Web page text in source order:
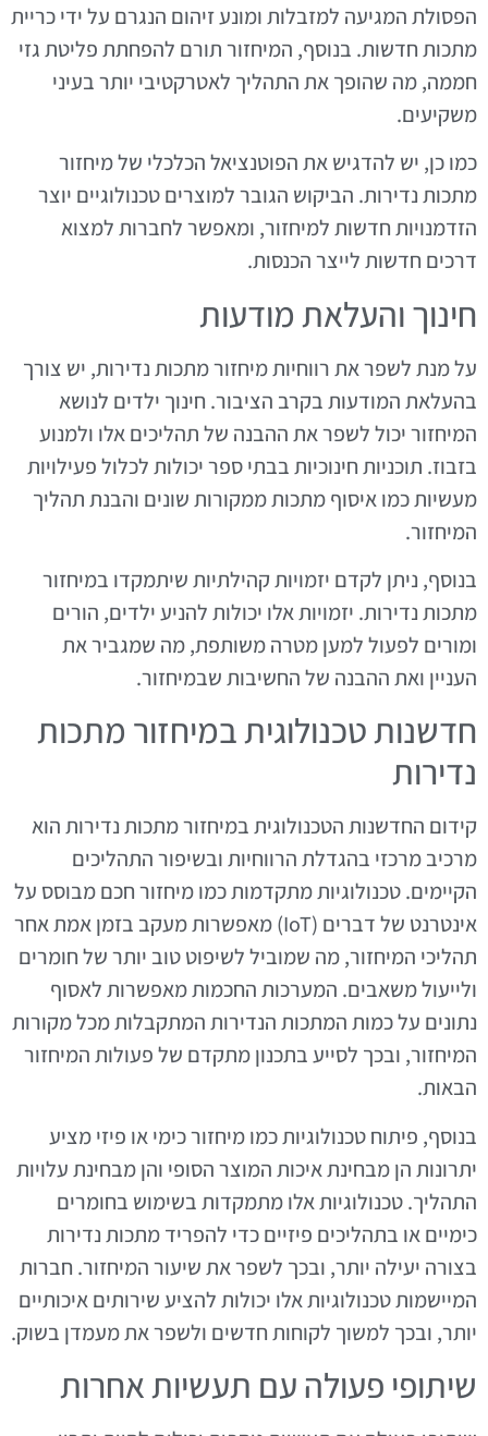
הפסולת המגיעה למזבלות ומונע זיהום הנגרם על ידי כריית
מתכות חדשות. בנוסף, המיחזור תורם להפחתת פליטת גזי
חממה, מה שהופך את התהליך לאטרקטיבי יותר בעיני
משקיעים.
כמו כן, יש להדגיש את הפוטנציאל הכלכלי של מיחזור
מתכות נדירות. הביקוש הגובר למוצרים טכנולוגיים יוצר
הזדמנויות חדשות למיחזור, ומאפשר לחברות למצוא
דרכים חדשות לייצר הכנסות.
חינוך והעלאת מודעות
על מנת לשפר את רווחיות מיחזור מתכות נדירות, יש צורך
בהעלאת המודעות בקרב הציבור. חינוך ילדים לנושא
המיחזור יכול לשפר את ההבנה של תהליכים אלו ולמנוע
בזבוז. תוכניות חינוכיות בבתי ספר יכולות לכלול פעילויות
מעשיות כמו איסוף מתכות ממקורות שונים והבנת תהליך
המיחזור.
בנוסף, ניתן לקדם יזמויות קהילתיות שיתמקדו במיחזור
מתכות נדירות. יזמויות אלו יכולות להניע ילדים, הורים
ומורים לפעול למען מטרה משותפת, מה שמגביר את
העניין ואת ההבנה של החשיבות שבמיחזור.
חדשנות טכנולוגית במיחזור מתכות
נדירות
קידום החדשנות הטכנולוגית במיחזור מתכות נדירות הוא
מרכיב מרכזי בהגדלת הרווחיות ובשיפור התהליכים
הקיימים. טכנולוגיות מתקדמות כמו מיחזור חכם מבוסס על
אינטרנט של דברים (IoT) מאפשרות מעקב בזמן אמת אחר
תהליכי המיחזור, מה שמוביל לשיפוט טוב יותר של חומרים
ולייעול משאבים. המערכות החכמות מאפשרות לאסוף
נתונים על כמות המתכות הנדירות המתקבלות מכל מקורות
המיחזור, ובכך לסייע בתכנון מתקדם של פעולות המיחזור
הבאות.
בנוסף, פיתוח טכנולוגיות כמו מיחזור כימי או פיזי מציע
יתרונות הן מבחינת איכות המוצר הסופי והן מבחינת עלויות
התהליך. טכנולוגיות אלו מתמקדות בשימוש בחומרים
כימיים או בתהליכים פיזיים כדי להפריד מתכות נדירות
בצורה יעילה יותר, ובכך לשפר את שיעור המיחזור. חברות
המיישמות טכנולוגיות אלו יכולות להציע שירותים איכותיים
יותר, ובכך למשוך לקוחות חדשים ולשפר את מעמדן בשוק.
שיתופי פעולה עם תעשיות אחרות